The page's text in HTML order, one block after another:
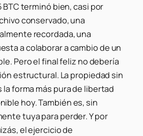
BTC terminó bien, casi por
conservado, una
recordada, una
a colaborar a cambio de un
Pero el final feliz no debería
estructural. La propiedad sin
forma más pura de libertad
hoy. También es, sin
tuya para perder. Y por
el ejercicio de